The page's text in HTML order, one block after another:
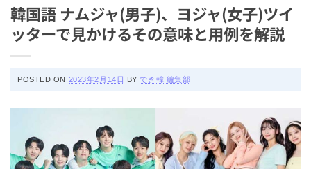
content
韓国語 ナムジャ(男子)、ヨジャ(女子)ツイ
ッターで見かけるその意味と用例を解説
POSTED ON 2023年2月14日 BY でき韓 編集部